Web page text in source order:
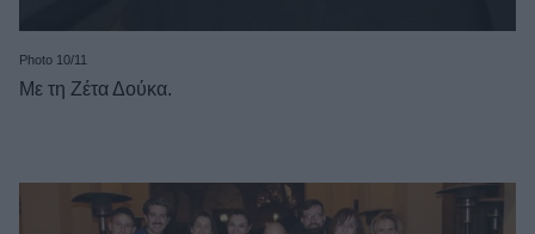
Photo 10/11
Με τη Ζέτα Δούκα.